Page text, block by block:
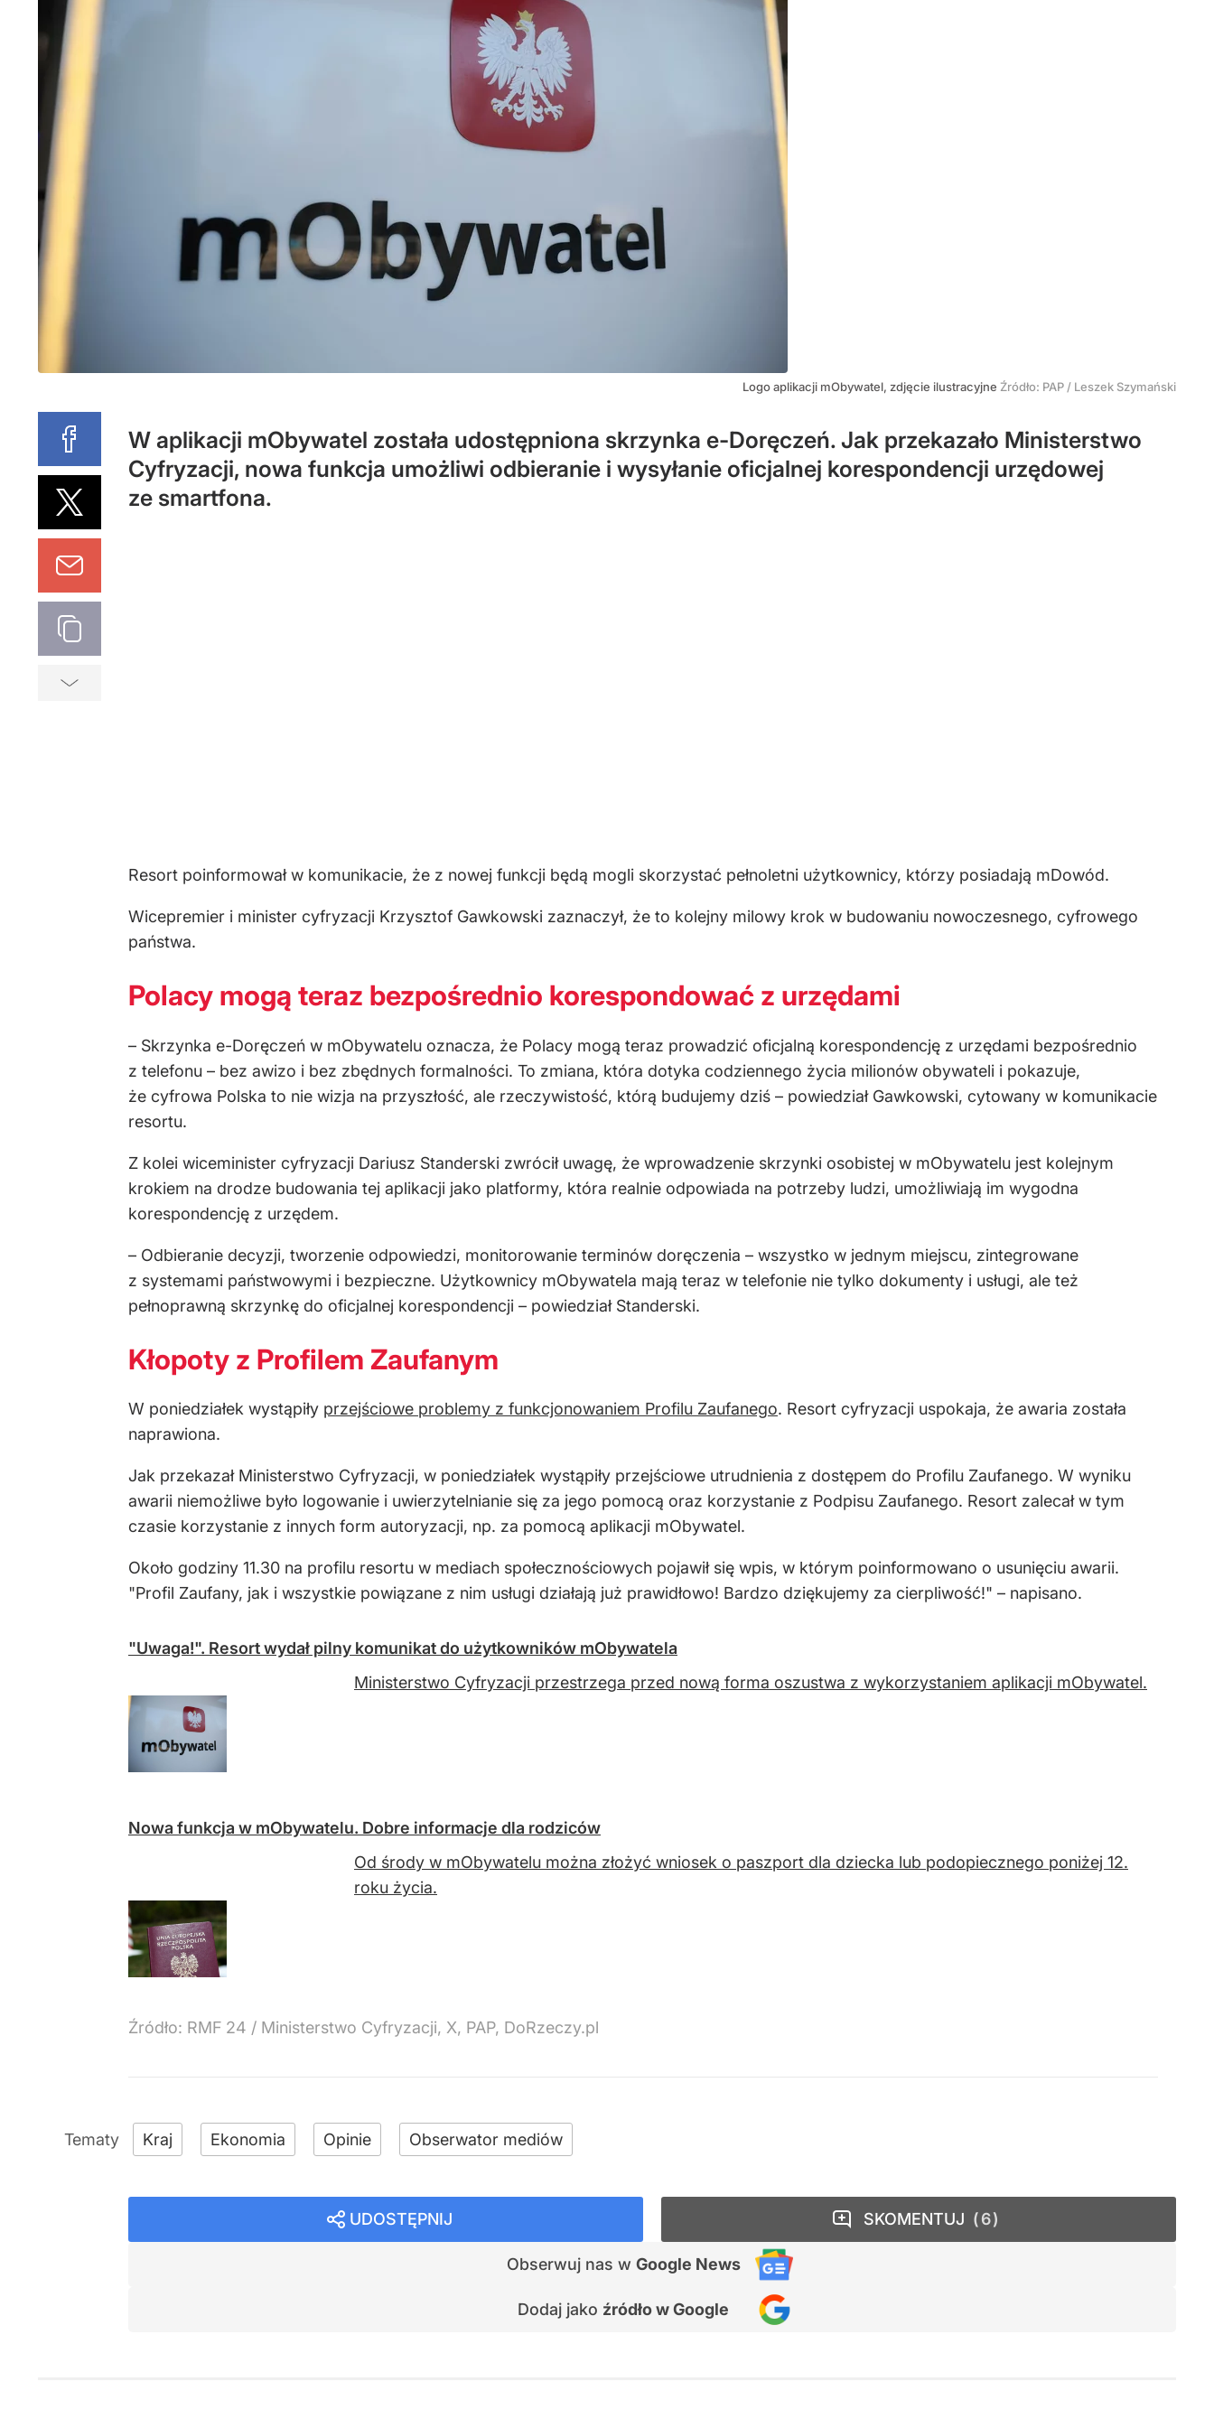
Logo aplikacji mObywatel, zdjęcie ilustracyjne Źródło: PAP / Leszek Szymański
W aplikacji mObywatel została udostępniona skrzynka e-Doręczeń. Jak przekazało Ministerstwo
Cyfryzacji, nowa funkcja umożliwi odbieranie i wysyłanie oficjalnej korespondencji urzędowej
ze smartfona.
Resort poinformował w komunikacie, że z nowej funkcji będą mogli skorzystać pełnoletni użytkownicy, którzy posiadają mDowód.
Wicepremier i minister cyfryzacji Krzysztof Gawkowski zaznaczył, że to kolejny milowy krok w budowaniu nowoczesnego, cyfrowego
państwa.
Polacy mogą teraz bezpośrednio korespondować z urzędami
– Skrzynka e-Doręczeń w mObywatelu oznacza, że Polacy mogą teraz prowadzić oficjalną korespondencję z urzędami bezpośrednio
z telefonu – bez awizo i bez zbędnych formalności. To zmiana, która dotyka codziennego życia milionów obywateli i pokazuje,
że cyfrowa Polska to nie wizja na przyszłość, ale rzeczywistość, którą budujemy dziś – powiedział Gawkowski, cytowany w komunikacie
resortu.
Z kolei wiceminister cyfryzacji Dariusz Standerski zwrócił uwagę, że wprowadzenie skrzynki osobistej w mObywatelu jest kolejnym
krokiem na drodze budowania tej aplikacji jako platformy, która realnie odpowiada na potrzeby ludzi, umożliwiają im wygodna
korespondencję z urzędem.
– Odbieranie decyzji, tworzenie odpowiedzi, monitorowanie terminów doręczenia – wszystko w jednym miejscu, zintegrowane
z systemami państwowymi i bezpieczne. Użytkownicy mObywatela mają teraz w telefonie nie tylko dokumenty i usługi, ale też
pełnoprawną skrzynkę do oficjalnej korespondencji – powiedział Standerski.
Kłopoty z Profilem Zaufanym
W poniedziałek wystąpiły przejściowe problemy z funkcjonowaniem Profilu Zaufanego. Resort cyfryzacji uspokaja, że awaria została
naprawiona.
Jak przekazał Ministerstwo Cyfryzacji, w poniedziałek wystąpiły przejściowe utrudnienia z dostępem do Profilu Zaufanego. W wyniku
awarii niemożliwe było logowanie i uwierzytelnianie się za jego pomocą oraz korzystanie z Podpisu Zaufanego. Resort zalecał w tym
czasie korzystanie z innych form autoryzacji, np. za pomocą aplikacji mObywatel.
Około godziny 11.30 na profilu resortu w mediach społecznościowych pojawił się wpis, w którym poinformowano o usunięciu awarii.
"Profil Zaufany, jak i wszystkie powiązane z nim usługi działają już prawidłowo! Bardzo dziękujemy za cierpliwość!" – napisano.
"Uwaga!". Resort wydał pilny komunikat do użytkowników mObywatela
Ministerstwo Cyfryzacji przestrzega przed nową forma oszustwa z wykorzystaniem aplikacji mObywatel.
Nowa funkcja w mObywatelu. Dobre informacje dla rodziców
Od środy w mObywatelu można złożyć wniosek o paszport dla dziecka lub podopiecznego poniżej 12.
roku życia.
Źródło: RMF 24 / Ministerstwo Cyfryzacji, X, PAP, DoRzeczy.pl
Kraj Ekonomia Opinie Obserwator mediów
UDOSTĘPNIJ
Obserwuj nas w Google News
Dodaj jako źródło w Google
SKOMENTUJ 6